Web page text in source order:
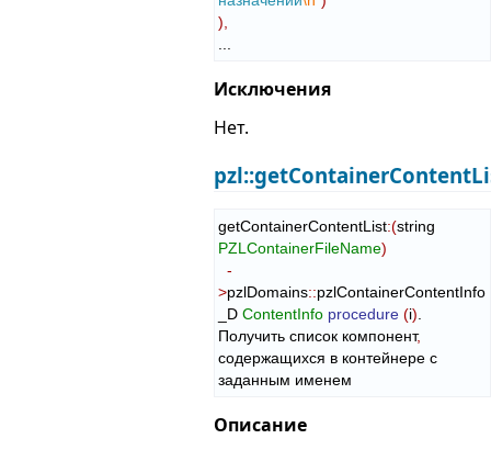
)
Исключения
Нет.
getContainerContentList:(
PZLContainerFileName)
-
>pzlDomains::pzlContainerContentInfo
_D ContentInfo procedure (i)
Получить список компонент,
содержащихся в контейнере с
заданным именем
Описание